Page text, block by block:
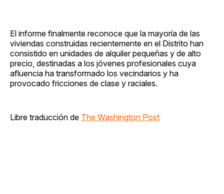
El informe finalmente reconoce que la mayoría de las
viviendas construidas recientemente en el Distrito han
consistido en unidades de alquiler pequeñas y de alto
precio, destinadas a los jóvenes profesionales cuya
afluencia ha transformado los vecindarios y ha
provocado fricciones de clase y raciales.
Libre traducción de The Washington Post